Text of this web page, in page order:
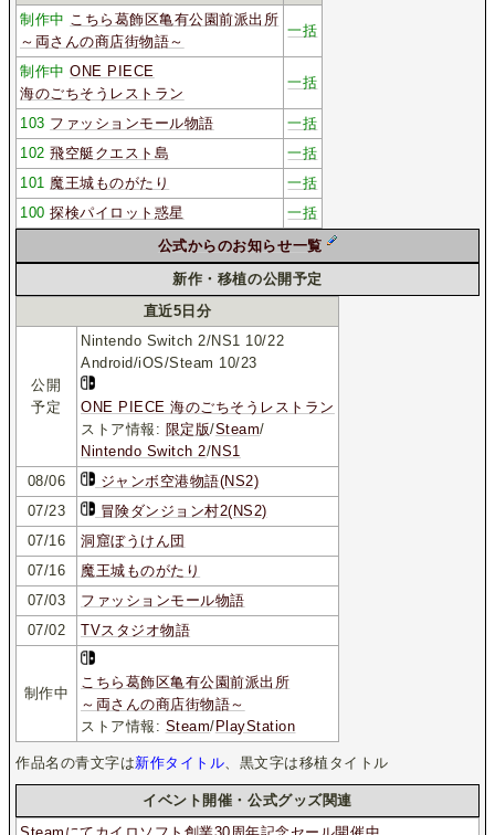
制作中 こちら葛飾区亀有公園前派出所
～両さんの商店街物語～
一括
制作中 ONE PIECE
海のごちそうレストラン
一括
103 ファッションモール物語
一括
102 飛空艇クエスト島
一括
101 魔王城ものがたり
一括
100 探検パイロット惑星 一括
公式からのお知らせ一覧
新作・移植の公開予定
直近5日分
公開
予定
Nintendo Switch 2/NS1 10/22
Android/iOS/Steam 10/23
ONE PIECE 海のごちそうレストラン
ストア情報: 限定版/Steam/
Nintendo Switch 2/NS1
08/06
ジャンボ空港物語(NS2)
07/23
冒険ダンジョン村2(NS2)
07/16
洞窟ぼうけん団
07/16
魔王城ものがたり
07/03
ファッションモール物語
07/02
TVスタジオ物語
制作中
こちら葛飾区亀有公園前派出所
～両さんの商店街物語～
ストア情報: Steam/ PlayStation
作品名の青文字は新作タイトル、黒文字は移植タイトル
イベント開催・公式グッズ関連